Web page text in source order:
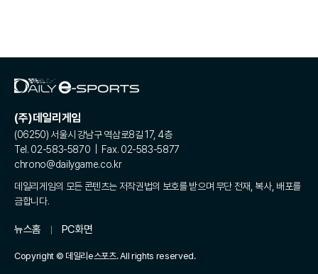
(주)데일리게임
(06250) 서울시 강남구 역삼로8길 17, 4층
Tel. 02-583-5870 | Fax. 02-583-5877
chrono@dailygame.co.kr
데일리게임의 모든 콘텐츠는 저작권법의 보호를 받으며 무단 전재, 복사, 배포를
금합니다.
뉴스홈 PC화면
Copyright © 데일리e스포츠. All rights reserved.